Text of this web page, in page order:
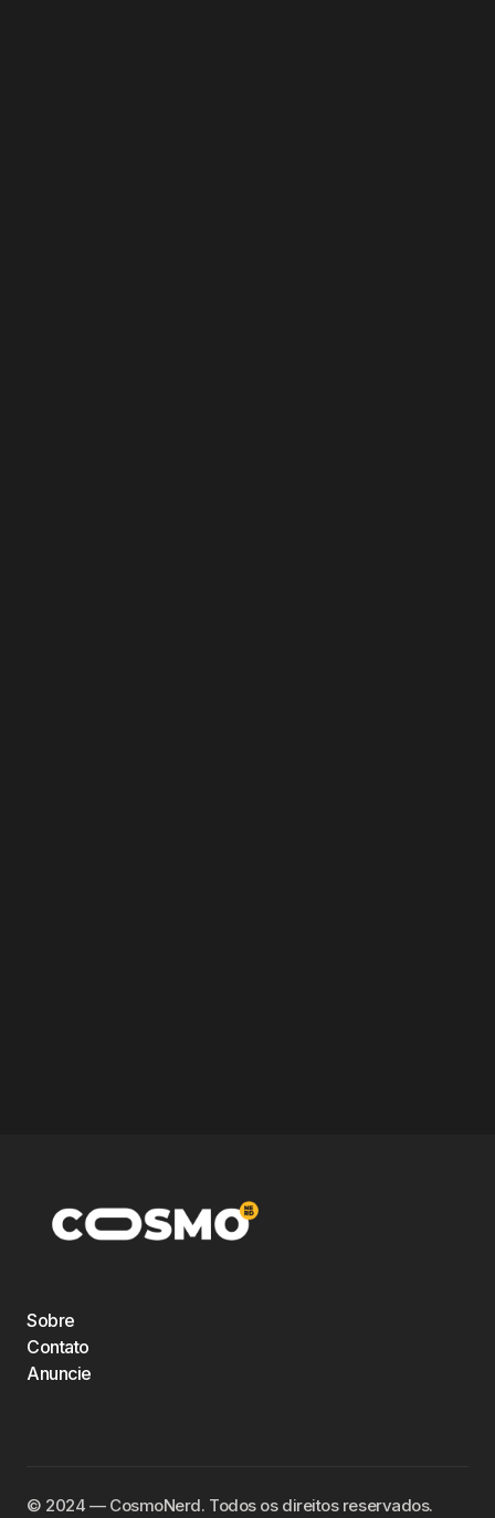
Sobre
Contato
Anuncie
©️ 2024 — CosmoNerd. Todos os direitos reservados.